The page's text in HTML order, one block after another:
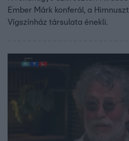
Ember Márk konferál, a
Vígszínház társulata énekli.